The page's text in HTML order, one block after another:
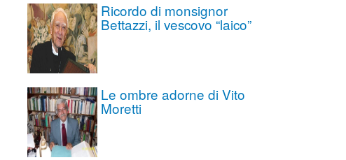
Ricordo di monsignor
Bettazzi, il vescovo “laico”
Le ombre adorne di Vito
Moretti